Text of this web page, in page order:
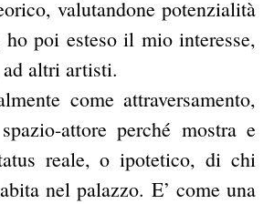
valutandone potenzialità
poi esteso il mio interesse,
altri artisti.
come attraversamento,
attore perché mostra e
reale, o ipotetico, di chi
nel palazzo. E’ come una